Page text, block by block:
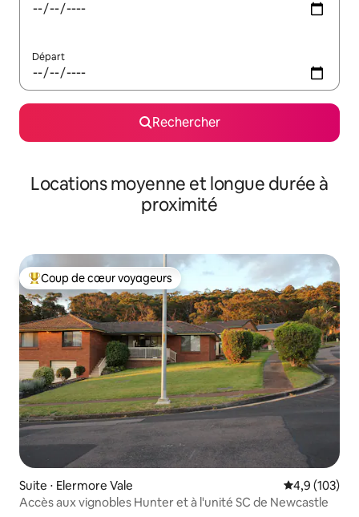
Départ
Rechercher
Locations moyenne et longue durée à
proximité
Coups de cœur voyageurs les plus appréciés
Coup de cœur voyageurs
Suite ⋅ Elermore Vale Évaluation
4,9 (103)
Accès aux vignobles Hunter et à l'unité SC de Newcastle